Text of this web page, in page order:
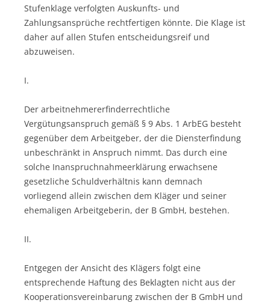
Stufenklage verfolgten Auskunfts- und
Zahlungsansprüche rechtfertigen könnte. Die Klage ist
daher auf allen Stufen entscheidungsreif und
abzuweisen.
I.
Der arbeitnehmererfinderrechtliche
Vergütungsanspruch gemäß § 9 Abs. 1 ArbEG besteht
gegenüber dem Arbeitgeber, der die Diensterfindung
unbeschränkt in Anspruch nimmt. Das durch eine
solche Inanspruchnahmeerklärung erwachsene
gesetzliche Schuldverhältnis kann demnach
vorliegend allein zwischen dem Kläger und seiner
ehemaligen Arbeitgeberin, der B GmbH, bestehen.
II.
Entgegen der Ansicht des Klägers folgt eine
entsprechende Haftung des Beklagten nicht aus der
Kooperationsvereinbarung zwischen der B GmbH und